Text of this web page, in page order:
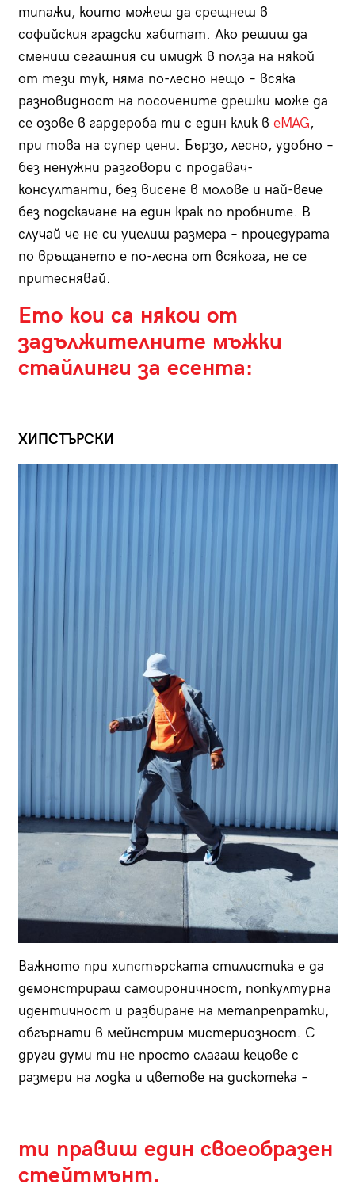
типажи, които можеш да срещнеш в
софийския градски хабитат. Ако решиш да
смениш сегашния си имидж в полза на някой
от тези тук, няма по-лесно нещо – всяка
разновидност на посочените дрешки може да
се озове в гардероба ти с един клик в eMAG,
при това на супер цени. Бързо, лесно, удобно –
без ненужни разговори с продавач-
консултанти, без висене в молове и най-вече
без подскачане на един крак по пробните. В
случай че не си уцелиш размера – процедурата
по връщането е по-лесна от всякога, не се
притеснявай.
Ето кои са някои от
задължителните мъжки
стайлинги за есента:
ХИПСТЪРСКИ
Важното при хипстърската стилистика е да
демонстрираш самоироничност, попкултурна
идентичност и разбиране на метапрепратки,
обгърнати в мейнстрим мистериозност. С
други думи ти не просто слагаш кецове с
размери на лодка и цветове на дискотека –
ти правиш един своеобразен
стейтмънт.